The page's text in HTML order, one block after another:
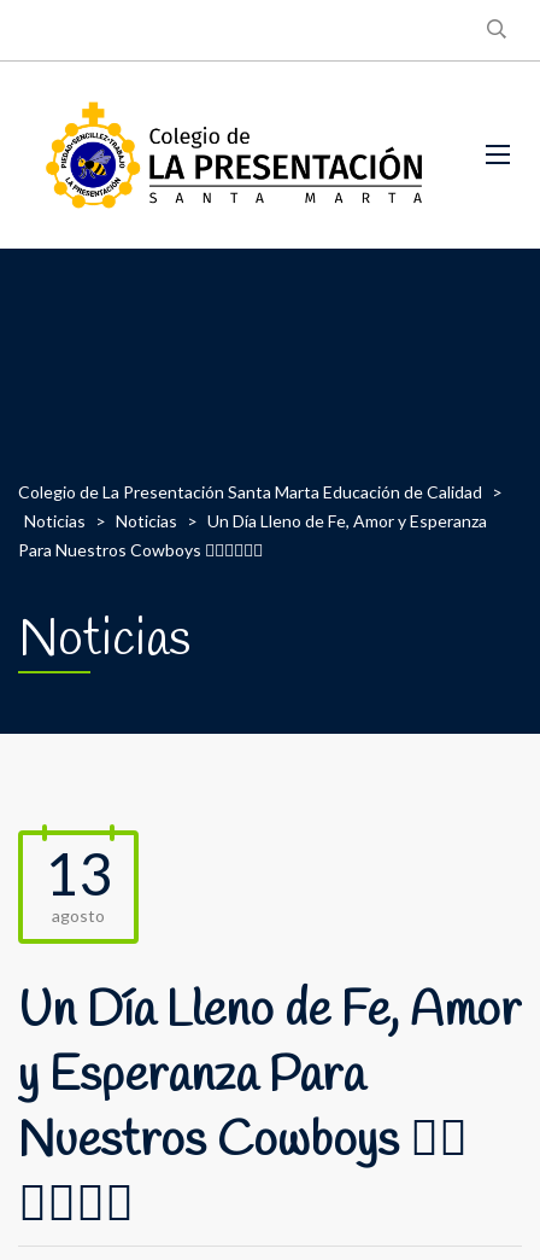
Colegio de La Presentación Santa Marta Educación de Calidad
>
Noticias
> Noticias > Un Día Lleno de Fe, Amor y Esperanza
Para Nuestros Cowboys ❤‍🔥🙏🏻✍🏻
Noticias
13
agosto
Un Día Lleno de Fe, Amor
y Esperanza Para
Nuestros Cowboys ❤‍🔥
🙏🏻✍🏻